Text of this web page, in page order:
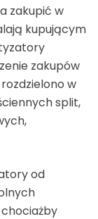
zakupić w
kupującym
zakupów
w
split,
od